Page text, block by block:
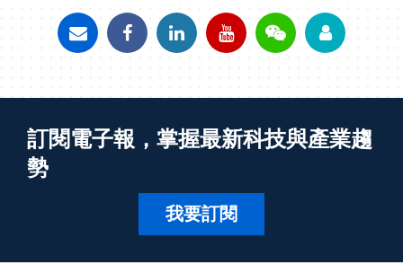
訂閱電子報，掌握最新科技與產業趨
勢
我要訂閱